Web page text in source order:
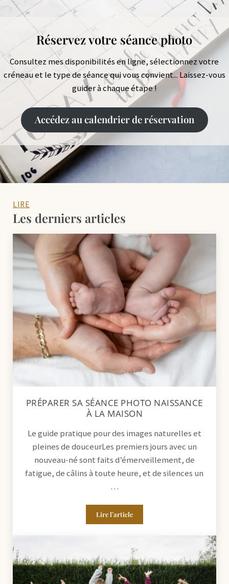
Réservez votre séance photo
Consultez mes disponibilités en ligne, sélectionnez votre
créneau et le type de séance qui vous convient... Laissez-vous
guider à chaque étape !
Accédez au calendrier de réservation
LIRE
Les derniers articles
PRÉPARER SA SÉANCE PHOTO NAISSANCE
À LA MAISON
Le guide pratique pour des images naturelles et
pleines de douceurLes premiers jours avec un
nouveau-né sont faits d’émerveillement, de
fatigue, de câlins à toute heure, et de silences un
…
Lire l’articlePréparer sa séance photo naissance